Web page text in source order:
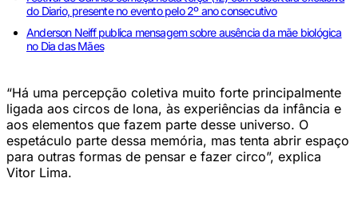
do Diario, presente no evento pelo 2º ano consecutivo
Anderson Neiff publica mensagem sobre ausência da mãe biológica
no Dia das Mães
“Há uma percepção coletiva muito forte principalmente
ligada aos circos de lona, às experiências da infância e
aos elementos que fazem parte desse universo. O
espetáculo parte dessa memória, mas tenta abrir espaço
para outras formas de pensar e fazer circo”, explica
Vitor Lima.